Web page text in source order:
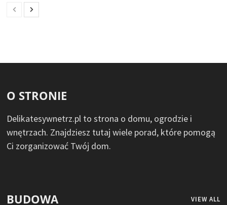
O STRONIE
Delikatesywnetrz.pl to strona o domu, ogrodzie i
wnętrzach. Znajdziesz tutaj wiele porad, które pomogą
Ci zorganizować Twój dom.
BUDOWA VIEW ALL